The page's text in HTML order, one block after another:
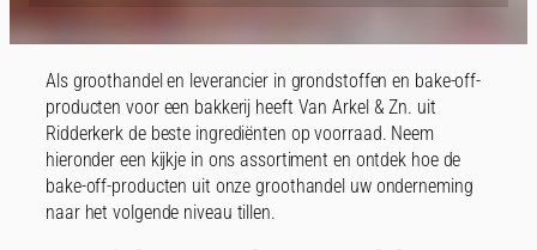
Als groothandel en leverancier in grondstoffen en bake-off-
producten voor een bakkerij heeft Van Arkel & Zn. uit
Ridderkerk de beste ingrediënten op voorraad. Neem
hieronder een kijkje in ons assortiment en ontdek hoe de
bake-off-producten uit onze groothandel uw onderneming
naar het volgende niveau tillen.